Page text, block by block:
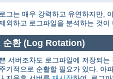
그는 매우 강력하고 유연하지만,
외하고 로그파일을 분석하는 것이
순환 (Log Rotation)
서버조차도 로그파일에 저장되
기적으로 순활할 필요가 있다. 아